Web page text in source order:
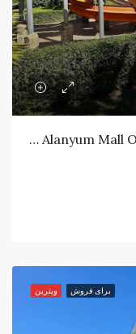
Fully Furnished 1+1 In Crystal Garden Oba Behind Alanyum Mall Only 800m To Own Private Beach
برای فروش ویترین